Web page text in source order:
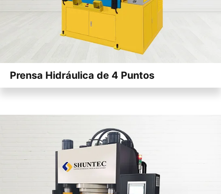
Prensa Hidráulica de 4 Puntos